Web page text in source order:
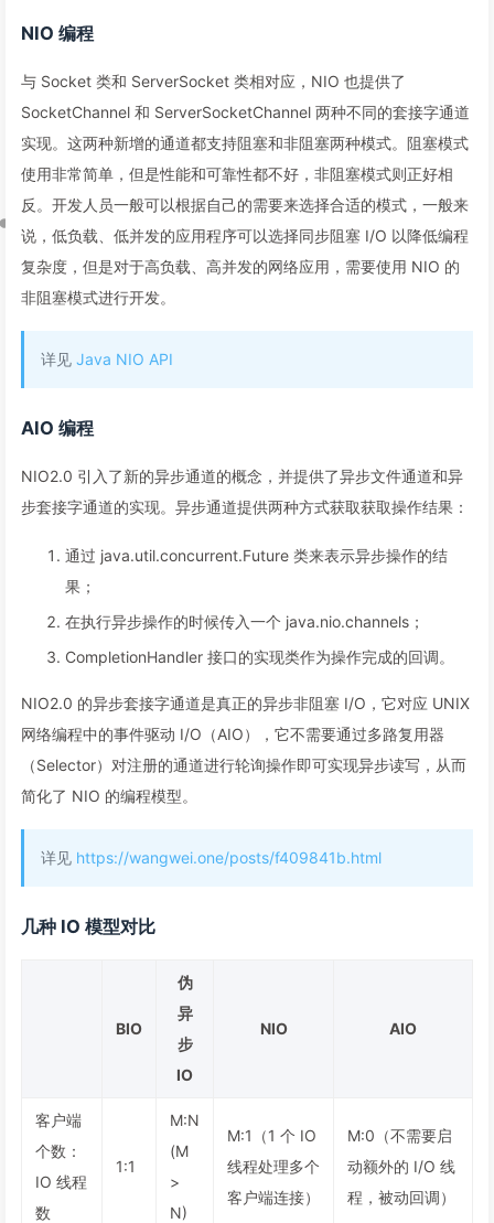
NIO 编程
与 Socket 类和 ServerSocket 类相对应，NIO 也提供了
SocketChannel 和 ServerSocketChannel 两种不同的套接字通道
实现。这两种新增的通道都支持阻塞和非阻塞两种模式。阻塞模式
使用非常简单，但是性能和可靠性都不好，非阻塞模式则正好相
反。开发人员一般可以根据自己的需要来选择合适的模式，一般来
说，低负载、低并发的应用程序可以选择同步阻塞 I/O 以降低编程
复杂度，但是对于高负载、高并发的网络应用，需要使用 NIO 的
非阻塞模式进行开发。
详见 Java NIO API
AIO 编程
NIO2.0 引入了新的异步通道的概念，并提供了异步文件通道和异
步套接字通道的实现。异步通道提供两种方式获取获取操作结果：
通过 java.util.concurrent.Future 类来表示异步操作的结
果；
在执行异步操作的时候传入一个 java.nio.channels；
CompletionHandler 接口的实现类作为操作完成的回调。
NIO2.0 的异步套接字通道是真正的异步非阻塞 I/O，它对应 UNIX
网络编程中的事件驱动 I/O（AIO），它不需要通过多路复用器
（Selector）对注册的通道进行轮询操作即可实现异步读写，从而
简化了 NIO 的编程模型。
详见 https://wangwei.one/posts/f409841b.html
几种 IO 模型对比
BIO
伪
异
步
IO
NIO AIO
客户端
个数：
IO 线程
数
1:1
M:N
(M
>
N)
M:1（1 个 IO
线程处理多个
客户端连接）
M:0（不需要启
动额外的 I/O 线
程，被动回调）